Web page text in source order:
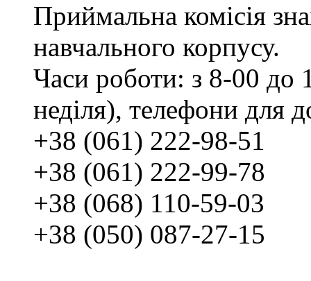
Приймальна комісія
навчального корпусу.
Часи роботи: з 8-00 до
неділя), телефони для
+38 (061) 222-98-51
+38 (061) 222-99-78
+38 (068) 110-59-03
+38 (050) 087-27-15